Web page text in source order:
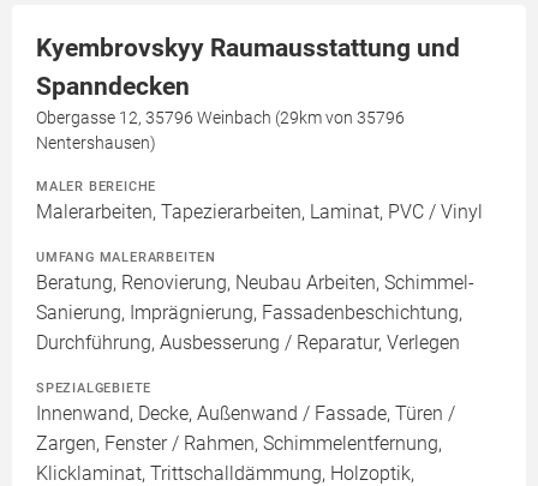
Kyembrovskyy Raumausstattung und
Spanndecken
Obergasse 12, 35796 Weinbach (29km von 35796
Nentershausen)
MALER BEREICHE
Malerarbeiten, Tapezierarbeiten, Laminat, PVC / Vinyl
UMFANG MALERARBEITEN
Beratung, Renovierung, Neubau Arbeiten, Schimmel-
Sanierung, Imprägnierung, Fassadenbeschichtung,
Durchführung, Ausbesserung / Reparatur, Verlegen
SPEZIALGEBIETE
Innenwand, Decke, Außenwand / Fassade, Türen /
Zargen, Fenster / Rahmen, Schimmelentfernung,
Klicklaminat, Trittschalldämmung, Holzoptik,